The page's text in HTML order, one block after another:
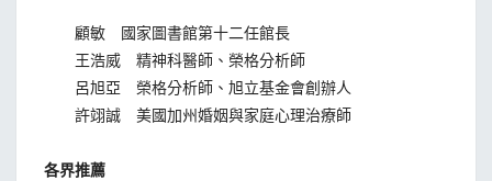
顧敏 國家圖書館第十二任館長
王浩威 精神科醫師、榮格分析師
呂旭亞 榮格分析師、旭立基金會創辦人
許翊誠 美國加州婚姻與家庭心理治療師
各界推薦